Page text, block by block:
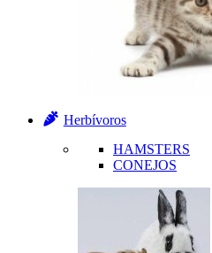
Herbívoros
HAMSTERS
CONEJOS